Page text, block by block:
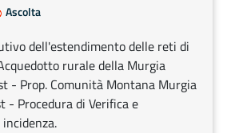
Ascolta
dell'estendimento delle reti di
rurale della Murgia
- Prop. Comunità Montana Murgia
- Procedura di Verifica e